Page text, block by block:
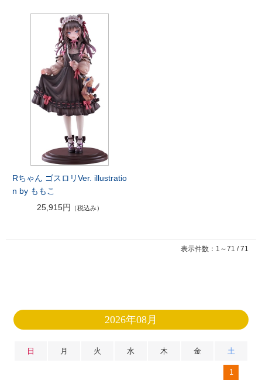
Rちゃん ゴスロリVer. illustratio
n by ももこ
25,915円
（税込み）
表示件数：1～71 / 71
2026年08月
日 月 火 水 木 金 土
1